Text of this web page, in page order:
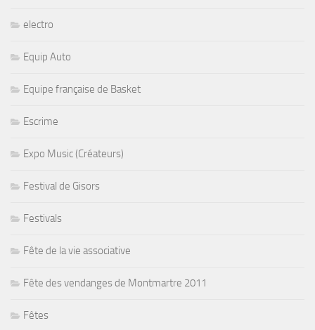
electro
Equip Auto
Equipe française de Basket
Escrime
Expo Music (Créateurs)
Festival de Gisors
Festivals
Fête de la vie associative
Fête des vendanges de Montmartre 2011
Fêtes